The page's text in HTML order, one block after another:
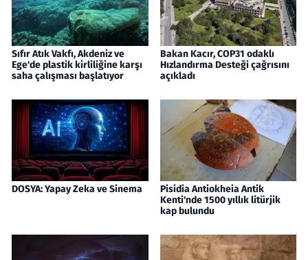
Sıfır Atık Vakfı, Akdeniz ve
Ege'de plastik kirliliğine karşı
saha çalışması başlatıyor
Bakan Kacır, COP31 odaklı
Hızlandırma Desteği çağrısını
açıkladı
DOSYA: Yapay Zeka ve Sinema
Pisidia Antiokheia Antik
Kenti'nde 1500 yıllık litürjik
kap bulundu